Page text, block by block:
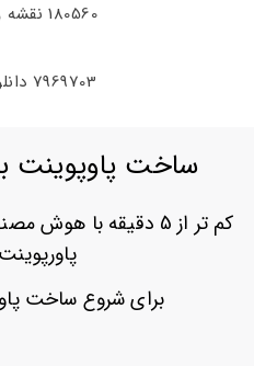
حساب
ثبت
بازیابی
180560 نقشه و دتایل
7969703 دانلود فایل
ساخت پاوپوینت
کم تر از 5 دقیقه با هوش مصنوعی
برای شروع ساخت